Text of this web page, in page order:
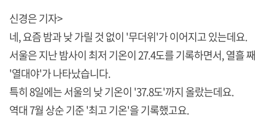
신경은 기자>
네, 요즘 밤과 낮 가릴 것 없이 '무더위'가 이어지고 있는데요.
서울은 지난 밤사이 최저 기온이 27.4도를 기록하면서, 열흘 째
'열대야'가 나타났습니다.
특히 8일에는 서울의 낮 기온이 '37.8도'까지 올랐는데요.
역대 7월 상순 기준 '최고 기온'을 기록했고요.